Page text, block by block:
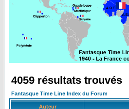
4059 résultats trouvés
Fantasque Time Line Index du Forum
Auteur